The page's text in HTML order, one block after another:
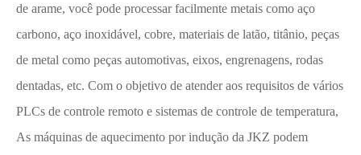
de arame, você pode processar facilmente metais como aço
carbono, aço inoxidável, cobre, materiais de latão, titânio, peças
de metal como peças automotivas, eixos, engrenagens, rodas
dentadas, etc. Com o objetivo de atender aos requisitos de vários
PLCs de controle remoto e sistemas de controle de temperatura,
As máquinas de aquecimento por indução da JKZ podem